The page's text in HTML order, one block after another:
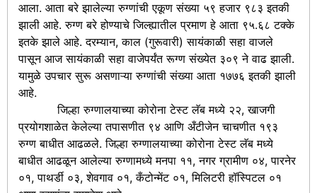
आला. आता बरे झालेल्या रुग्णांची एकूण संख्या ५९ हजार ९८३ इतकी
झाली आहे. रुग्ण बरे होण्याचे जिल्ह्यातील प्रमाण हे आता ९५.६८ टक्के
इतके झाले आहे. दरम्यान, काल (गुरूवारी) सायंकाळी सहा वाजले
पासून आज सायंकाळी सहा वाजेपर्यंत रूग्ण संख्येत ३०९ ने वाढ झाली.
यामुळे उपचार सुरू असणाऱ्या रुग्णांची संख्या आता १७७६ इतकी झाली
आहे.
जिल्हा रुग्णालयाच्या कोरोना टेस्ट लॅब मध्ये २२, खाजगी
प्रयोगशाळेत केलेल्या तपासणीत ९४ आणि अँटीजेन चाचणीत १९३
रुग्ण बाधीत आढळले. जिल्हा रुग्णालयाच्या कोरोना टेस्ट लॅब मध्ये
बाधीत आढळून आलेल्या रुग्णामध्ये मनपा ११, नगर ग्रामीण ०४, पारनेर
०१, पाथर्डी ०३, शेवगाव ०१, कँटोन्मेंट ०१, मिलिटरी हॉस्पिटल ०१